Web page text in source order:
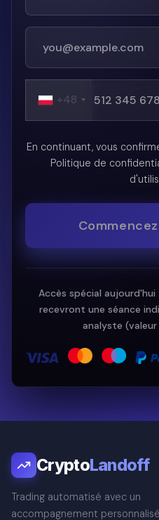
+48
En continuant, vous
Politique de
Accès spécial
recevront une séance
analyste
CryptoLandoff
Trading automatisé avec un
accompagnement